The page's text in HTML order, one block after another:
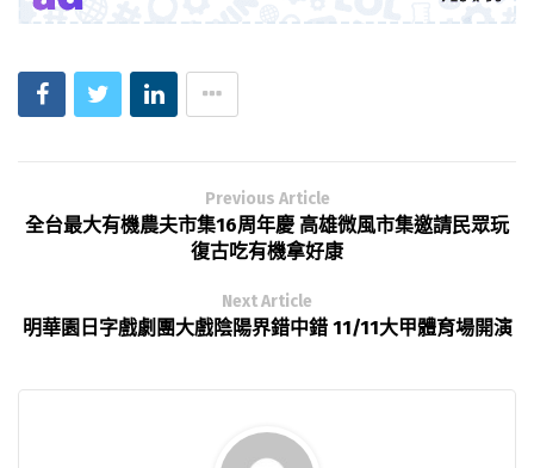
Previous Article
全台最大有機農夫市集16周年慶 高雄微風市集邀請民眾玩
復古吃有機拿好康
Next Article
明華園日字戲劇團大戲陰陽界錯中錯 11/11大甲體育場開演